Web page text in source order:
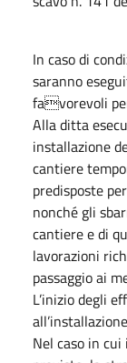
In caso di
saranno
favorevoli
Alla ditta
installazione
cantiere
predisposte
nonché gli
cantiere e di
lavorazioni
passaggio ai
L’inizio degli
Nel caso in